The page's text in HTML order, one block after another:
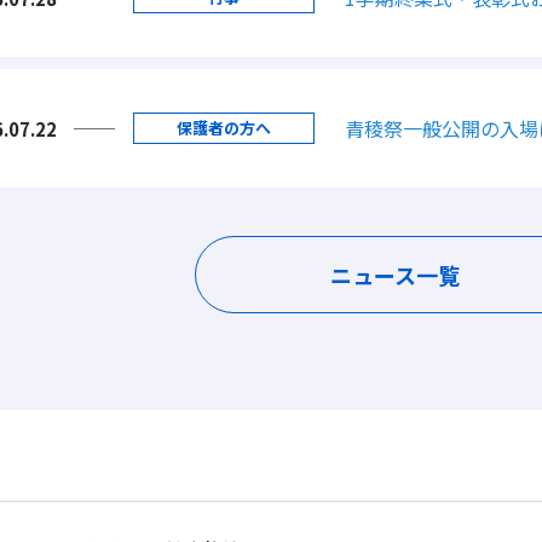
保護者の方へ 青稜祭一般公開の入
ニュース一覧